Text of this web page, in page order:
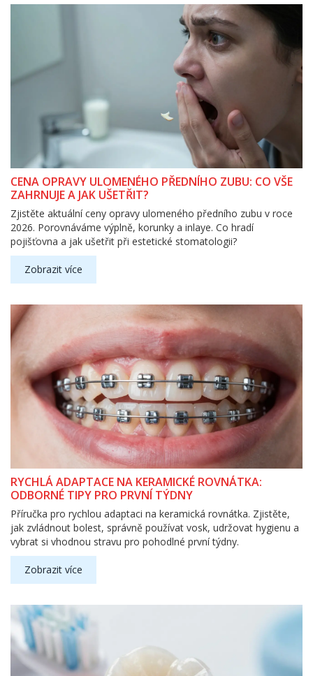
CENA OPRAVY ULOMENÉHO PŘEDNÍHO ZUBU: CO VŠE
ZAHRNUJE A JAK UŠETŘIT?
Zjistěte aktuální ceny opravy ulomeného předního zubu v roce
2026. Porovnáváme výplně, korunky a inlaye. Co hradí
pojišťovna a jak ušetřit při estetické stomatologii?
Zobrazit více
RYCHLÁ ADAPTACE NA KERAMICKÉ ROVNÁTKA:
ODBORNÉ TIPY PRO PRVNÍ TÝDNY
Příručka pro rychlou adaptaci na keramická rovnátka. Zjistěte,
jak zvládnout bolest, správně používat vosk, udržovat hygienu a
vybrat si vhodnou stravu pro pohodlné první týdny.
Zobrazit více